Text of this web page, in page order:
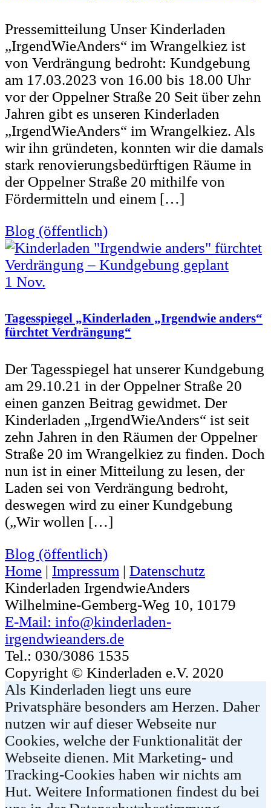
Pressemitteilung Unser Kinderladen
„IrgendWieAnders“ im Wrangelkiez ist
von Verdrängung bedroht: Kundgebung
am 17.03.2023 von 16.00 bis 18.00 Uhr
vor der Oppelner Straße 20 Seit über zehn
Jahren gibt es unseren Kinderladen
„IrgendWieAnders“ im Wrangelkiez. Als
wir ihn gründeten, konnten wir die damals
stark renovierungsbedürftigen Räume in
der Oppelner Straße 20 mithilfe von
Fördermitteln und einem […]
Blog (öffentlich)
1 Nov.
Tagesspiegel „Kinderladen „Irgendwie anders“
fürchtet Verdrängung“
Der Tagesspiegel hat unserer Kundgebung
am 29.10.21 in der Oppelner Straße 20
einen ganzen Beitrag gewidmet. Der
Kinderladen „IrgendWieAnders“ ist seit
zehn Jahren in den Räumen der Oppelner
Straße 20 im Wrangelkiez zu finden. Doch
nun ist in einer Mitteilung zu lesen, der
Laden sei von Verdrängung bedroht,
deswegen wird zu einer Kundgebung
(„Wir wollen […]
Blog (öffentlich)
Home | Impressum | Datenschutz
Kinderladen IrgendwieAnders
Wilhelmine-Gemberg-Weg 10, 10179
E-Mail: info@kinderladen-
irgendwieanders.de
Tel.: 030/3086 1535
Copyright © Kinderladen e.V. 2020
Als Kinderladen liegt uns eure
Privatsphäre besonders am Herzen. Daher
nutzen wir auf dieser Webseite nur
Cookies, welche der Funktionalität der
Webseite dienen. Mit Marketing- und
Tracking-Cookies haben wir nichts am
Hut. Weitere Informationen findest du bei